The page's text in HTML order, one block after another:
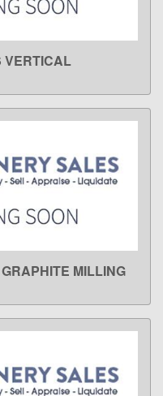
VERTICAL
MILLING